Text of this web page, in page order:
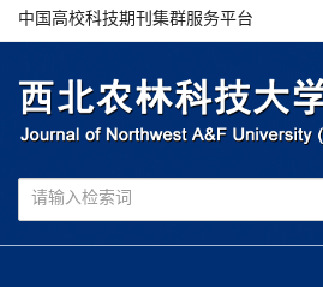
中国高校科技期刊集群服务平台